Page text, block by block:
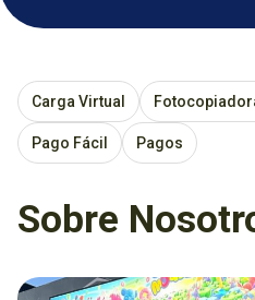
Carga Virtual
Pago Fácil Pagos
Sobre